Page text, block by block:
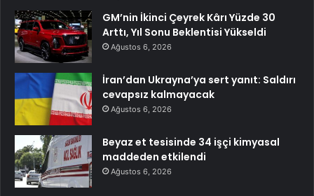
GM’nin İkinci Çeyrek Kârı Yüzde 30
Arttı, Yıl Sonu Beklentisi Yükseldi
Ağustos 6, 2026
İran’dan Ukrayna’ya sert yanıt: Saldırı
cevapsız kalmayacak
Ağustos 6, 2026
Beyaz et tesisinde 34 işçi kimyasal
maddeden etkilendi
Ağustos 6, 2026